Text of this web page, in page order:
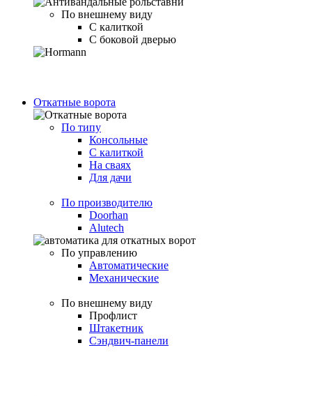
По внешнему виду
С калиткой
С боковой дверью
Откатные ворота
По типу
Консольные
С калиткой
На сваях
Для дачи
По производителю
Doorhan
Alutech
По управлению
Автоматические
Механические
По внешнему виду
Профлист
Штакетник
Сэндвич-панели